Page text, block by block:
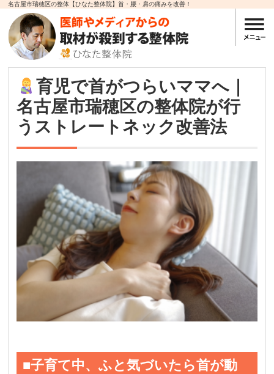
名古屋市瑞穂区の整体【ひなた整体院】首・腰・肩の痛みを改善！
育児で首がつらいママへ｜
名古屋市瑞穂区の整体院が行
うストレートネック改善法
■子育て中、ふと気づいたら首が動